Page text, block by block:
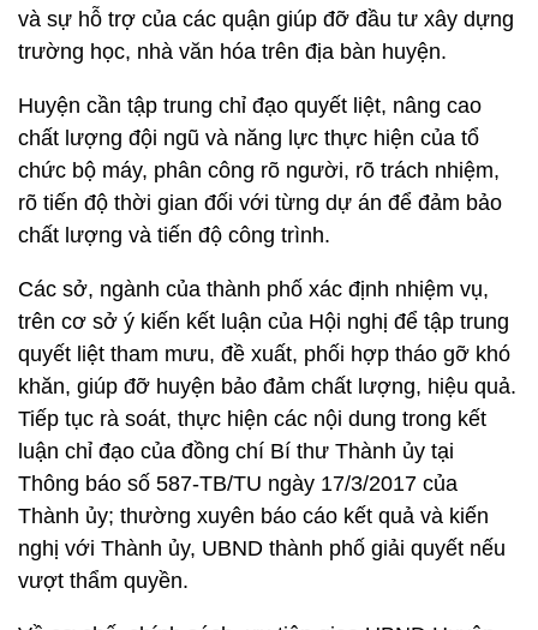
và sự hỗ trợ của các quận giúp đỡ đầu tư xây dựng
trường học, nhà văn hóa trên địa bàn huyện.
Huyện cần tập trung chỉ đạo quyết liệt, nâng cao
chất lượng đội ngũ và năng lực thực hiện của tổ
chức bộ máy, phân công rõ người, rõ trách nhiệm,
rõ tiến độ thời gian đối với từng dự án để đảm bảo
chất lượng và tiến độ công trình.
Các sở, ngành của thành phố xác định nhiệm vụ,
trên cơ sở ý kiến kết luận của Hội nghị để tập trung
quyết liệt tham mưu, đề xuất, phối hợp tháo gỡ khó
khăn, giúp đỡ huyện bảo đảm chất lượng, hiệu quả.
Tiếp tục rà soát, thực hiện các nội dung trong kết
luận chỉ đạo của đồng chí Bí thư Thành ủy tại
Thông báo số 587-TB/TU ngày 17/3/2017 của
Thành ủy; thường xuyên báo cáo kết quả và kiến
nghị với Thành ủy, UBND thành phố giải quyết nếu
vượt thẩm quyền.